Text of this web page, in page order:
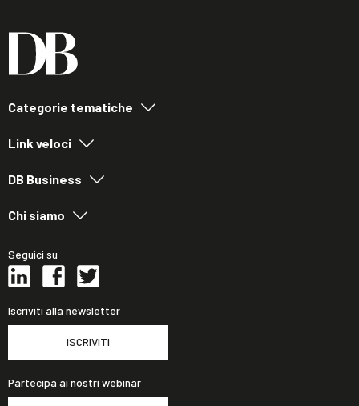
Categorie tematiche
Link veloci
DB Business
Chi siamo
Seguici su
Iscriviti alla newsletter
ISCRIVITI
Partecipa ai nostri webinar